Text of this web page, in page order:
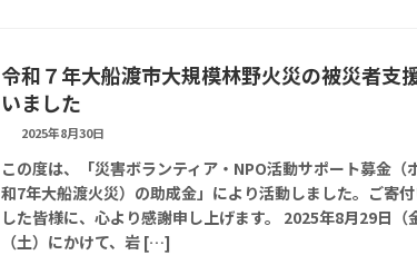
令和７年大船渡市大規模林野火災の被災者支
いました
2025年8月30日
この度は、「災害ボランティア・NPO活動サポート募金（
和7年大船渡火災）の助成金」により活動しました。ご寄
した皆様に、心より感謝申し上げます。 2025年8月29日（
（土）にかけて、岩 […]